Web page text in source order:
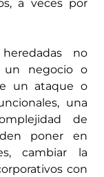
a veces por
no
un negocio o
un ataque o
una
de
poner en
cambiar la
con